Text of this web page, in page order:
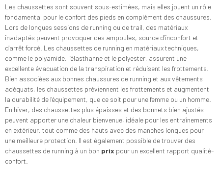
Les chaussettes sont souvent sous-estimées, mais elles jouent un rôle
fondamental pour le confort des pieds en complément des chaussures.
Lors de longues sessions de running ou de trail, des matériaux
inadaptés peuvent provoquer des ampoules, source d’inconfort et
d'arrêt forcé. Les chaussettes de running en matériaux techniques,
comme le polyamide, l’élasthanne et le polyester, assurent une
excellente évacuation de la transpiration et réduisent les frottements.
Bien associées aux bonnes chaussures de running et aux vêtements
adéquats, les chaussettes préviennent les frottements et augmentent
la durabilité de l'équipement, que ce soit pour une femme ou un homme.
En hiver, des chaussettes plus épaisses et des bonnets bien ajustés
peuvent apporter une chaleur bienvenue, idéale pour les entraînements
en extérieur, tout comme des hauts avec des manches longues pour
une meilleure protection. Il est également possible de trouver des
chaussettes de running à un bon prix pour un excellent rapport qualité-
confort.